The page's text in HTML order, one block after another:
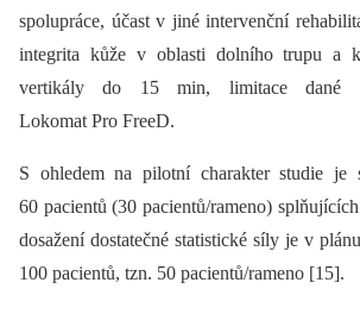
spolupráce, účast v jiné intervenční
integrita kůže v oblasti dolního trupu a
vertikály do 15 min, limitace dané
Lokomat Pro FreeD.
S ohledem na pilotní charakter studie je
60 pacientů (30 pacientů/rameno)
dosažení dostatečné statistické síly je v
100 pacientů, tzn. 50 pacientů/rameno [15].